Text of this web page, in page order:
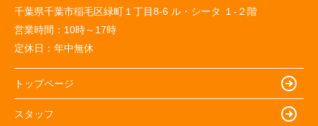
千葉県千葉市稲毛区緑町１丁目8-6 ル・シータ １-２階
営業時間： 10時～17時
定休日： 年中無休
トップページ
スタッフ